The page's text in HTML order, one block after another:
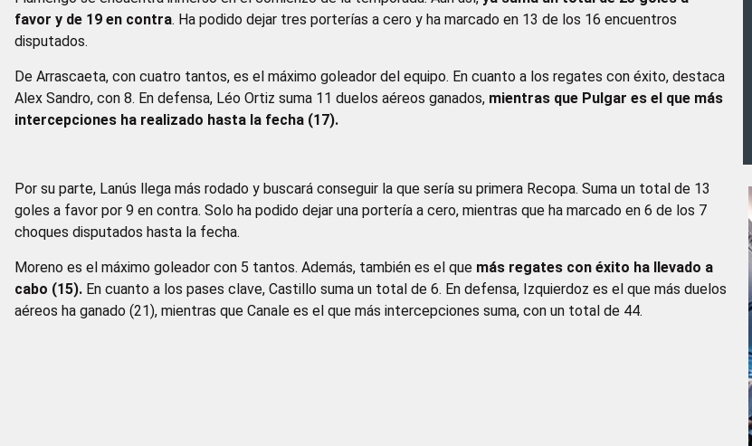
favor y de 19 en contra. Ha podido dejar tres porterías a cero y ha marcado en 13 de los 16 encuentros
disputados.
De Arrascaeta, con cuatro tantos, es el máximo goleador del equipo. En cuanto a los regates con éxito, destaca
Alex Sandro, con 8. En defensa, Léo Ortiz suma 11 duelos aéreos ganados, mientras que Pulgar es el que más
intercepciones ha realizado hasta la fecha (17).
Por su parte, Lanús llega más rodado y buscará conseguir la que sería su primera Recopa. Suma un total de 13
goles a favor por 9 en contra. Solo ha podido dejar una portería a cero, mientras que ha marcado en 6 de los 7
choques disputados hasta la fecha.
Moreno es el máximo goleador con 5 tantos. Además, también es el que más regates con éxito ha llevado a
cabo (15). En cuanto a los pases clave, Castillo suma un total de 6. En defensa, Izquierdoz es el que más duelos
aéreos ha ganado (21), mientras que Canale es el que más intercepciones suma, con un total de 44.